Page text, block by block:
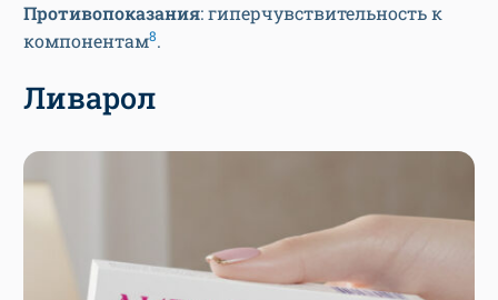
Противопоказания: гиперчувствительность к
компонентам8.
Ливарол